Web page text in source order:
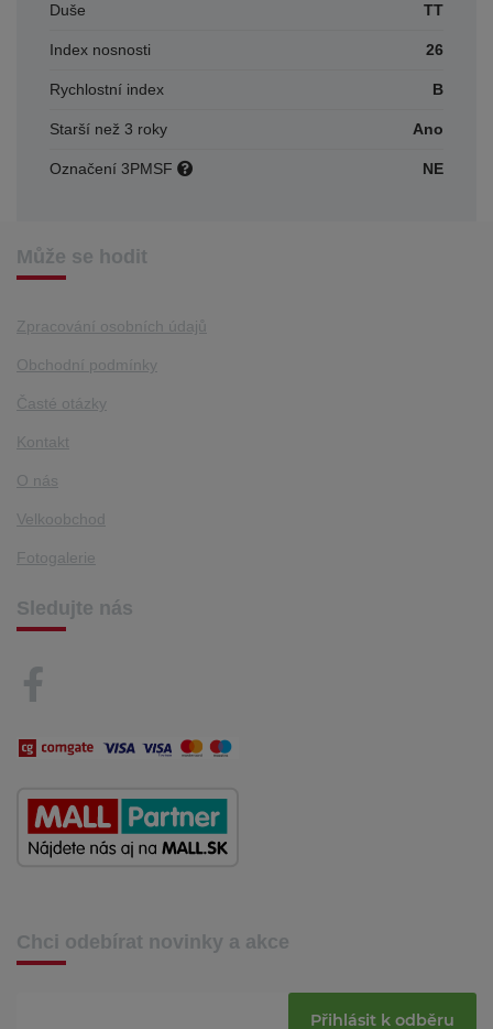
Duše TT
Index nosnosti 26
Rychlostní index B
Starší než 3 roky Ano
Označení 3PMSF NE
Může se hodit
Zpracování osobních údajů
Obchodní podmínky
Časté otázky
Kontakt
O nás
Velkoobchod
Fotogalerie
Sledujte nás
Chci odebírat novinky a akce
Přihlásit k odběru